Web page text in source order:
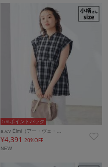
5％ポイントバック
a.v.v Élmi（アー・ヴェ・…
¥4,391 20%OFF
NEW